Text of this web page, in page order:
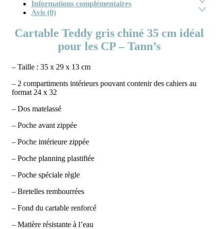
Informations complémentaires
Avis (0)
Cartable Teddy gris chiné 35 cm idéal
pour les CP – Tann’s
– Taille : 35 x 29 x 13 cm
– 2 compartiments intérieurs pouvant contenir des cahiers au
format 24 x 32
– Dos matelassé
– Poche avant zippée
– Poche intérieure zippée
– Poche planning plastifiée
– Poche spéciale règle
– Bretelles rembourrées
– Fond du cartable renforcé
– Matière résistante à l’eau